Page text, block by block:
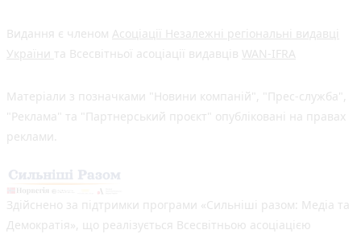
Видання є членом Асоціації Незалежні регіональні видавці
України та Всесвітньої асоціації видавців WAN-IFRA
Матеріали з позначками "Новини компаній", "Прес-служба",
"Реклама" та "Партнерський проєкт" опубліковані на правах
реклами.
Здійснено за підтримки програми «Сильніші разом: Медіа та
Демократія», що реалізується Всесвітньою асоціацією